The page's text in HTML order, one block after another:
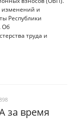
изменений и
Республики
Об
труда и
за время